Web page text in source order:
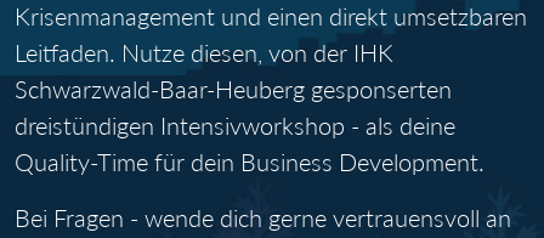
Krisenmanagement und einen direkt umsetzbaren
Leitfaden. Nutze diesen, von der IHK
Schwarzwald-Baar-Heuberg gesponserten
dreistündigen Intensivworkshop - als deine
Quality-Time für dein Business Development.
Bei Fragen - wende dich gerne vertrauensvoll an